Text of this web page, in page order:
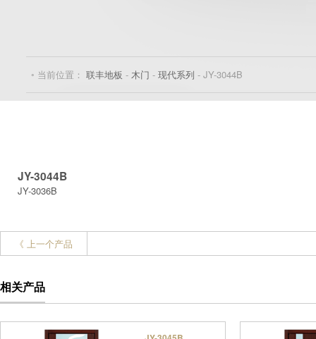
◦ 当前位置： 联丰地板 - 木门 - 现代系列 - JY-3044B
JY-3044B
JY-3036B
《 上一个产品
相关产品